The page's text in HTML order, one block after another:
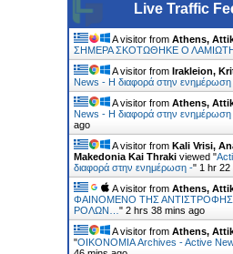
Live Traffic
A visitor from Athens,
ΣΗΜΕΡΑ ΣΚΟΤΩΘΗΚΕ Ο
A visitor from Irakleion,
News - Η διαφορά στην ενημέρωση
A visitor from Athens,
News - Η διαφορά στην ενημέρωση
ago
A visitor from Kali Vrisi,
Makedonia Kai Thraki viewed "
διαφορά στην ενημέρωση -" 1 hr 22
A visitor from Athens,
ΦΑΙΝΟΜΕΝΟ ΤΗΣ
ΡΟΛΩΝ… " 2 hrs 38 mins ago
A visitor from Athens,
"ΟΙΚΟΝΟΜΙΑ Archives - Active